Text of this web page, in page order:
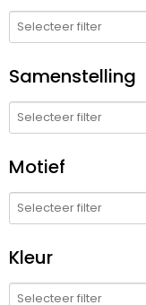
Samenstelling
Motief
Kleur